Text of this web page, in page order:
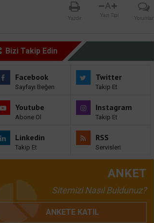
Yazdır
A
Yazı Tipi Yorumlar
Bizi Takip Edin
Facebook
Sayfayı Beğen
Twitter
Takip Et
Youtube
Abone Ol
Instagram
Takip Et
Linkedin
Takip Et
RSS
Servisleri
ANKET
Sitemizi Nasıl Buldunuz?
ANKETE KATIL